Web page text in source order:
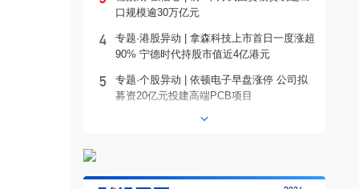
口规模逾30万亿元
4
专题·港股异动 | 拿森科技上市首日一度涨超
90% 宁德时代持股市值近4亿港元
5
专题·个股异动 | 依顿电子早盘涨停 公司拟
募资20亿元投建高端PCB项目
专题·板块异动 | 铜箔概念走高 铜冠铜箔一